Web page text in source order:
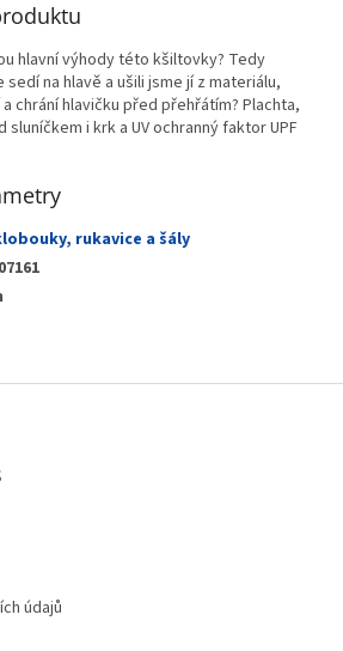
hlavní výhody této kšiltovky? Tedy
na hlavě a ušili jsme jí z materiálu,
chrání hlavičku před přehřátím? Plachta,
i krk a UV ochranný faktor UPF
rukavice a šály
údajů